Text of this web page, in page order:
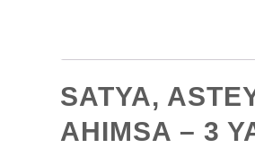
SATYA,
AHIMSA – 3